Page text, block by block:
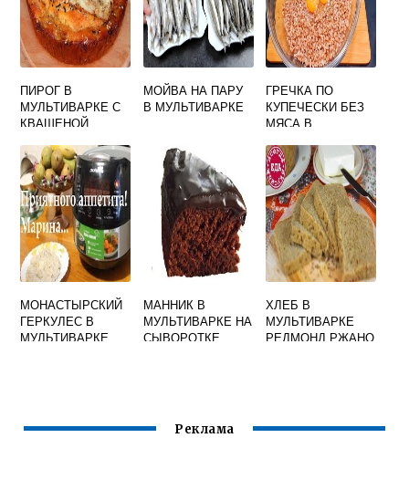
ПИРОГ В
МУЛЬТИВАРКЕ С
КВАШЕНОЙ
МОЙВА НА ПАРУ
В МУЛЬТИВАРКЕ
ГРЕЧКА ПО
КУПЕЧЕСКИ БЕЗ
МЯСА В
МОНАСТЫРСКИЙ
ГЕРКУЛЕС В
МУЛЬТИВАРКЕ
МАННИК В
МУЛЬТИВАРКЕ НА
СЫВОРОТКЕ
ХЛЕБ В
МУЛЬТИВАРКЕ
РЕДМОНД РЖАНО
Реклама